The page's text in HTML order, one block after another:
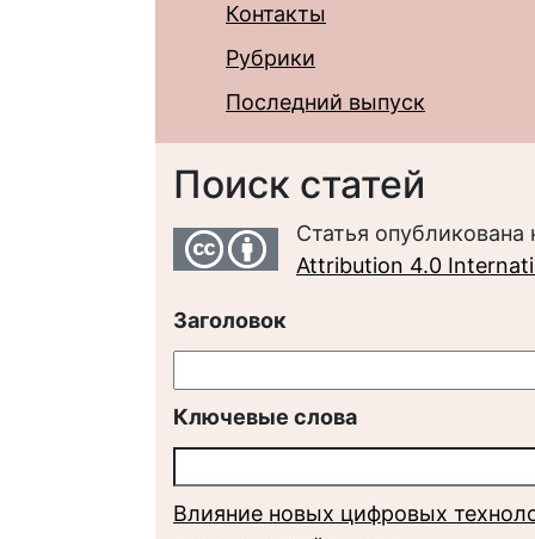
Контакты
Рубрики
Последний выпуск
Поиск статей
Статья
Attribution 4.0
Заголовок
Ключевые слова
Влияние новых цифровых